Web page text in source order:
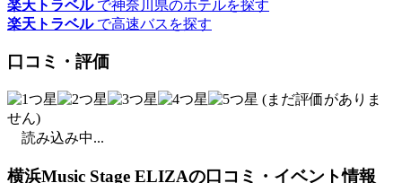
楽天トラベルで神奈川県のホテルを探す
楽天トラベルで高速バスを探す
口コミ・評価
(まだ評価がありま
せん)
読み込み中...
横浜Music Stage ELIZAの口コミ・イベント情報